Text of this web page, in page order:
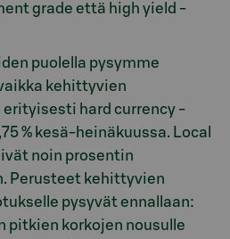
grade että high yield -
puolella pysymme
kehittyvien
hard currency -
% kesä-heinäkuussa. Local
noin prosentin
Perusteet kehittyvien
pysyvät ennallaan:
pitkien korkojen nousulle